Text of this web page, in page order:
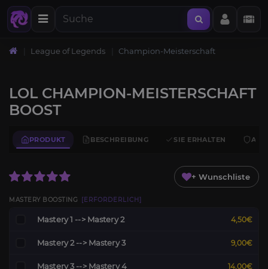
League of Legends Champion-Meisterschaft
LOL CHAMPION-MEISTERSCHAFT
BOOST
PRODUKT BESCHREIBUNG SIE ERHALTEN
+ Wunschliste
MASTERY BOOSTING [ERFORDERLICH]
Mastery 1 --> Mastery 2 4,50€
Mastery 2 --> Mastery 3 9,00€
Mastery 3 --> Mastery 4 14,00€